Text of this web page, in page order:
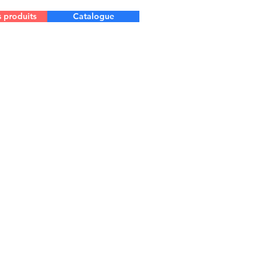
produits Catalogue